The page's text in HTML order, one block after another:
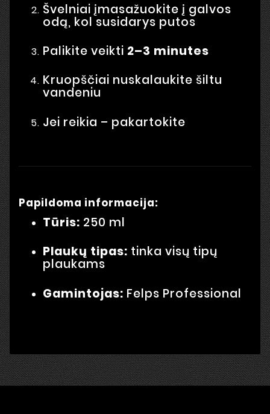
Švelniai įmasažuokite į galvos
odą, kol susidarys putos
Palikite veikti 2–3 minutes
Kruopščiai nuskalaukite šiltu
vandeniu
Jei reikia – pakartokite
Papildoma informacija:
Tūris: 250 ml
Plaukų tipas: tinka visų tipų
plaukams
Gamintojas: Felps Professional